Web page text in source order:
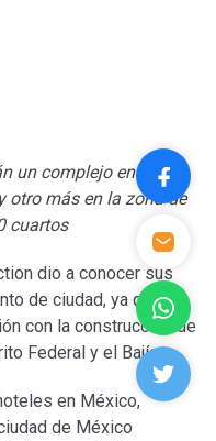
un complejo en San
otro más en la zona de
cuartos
dio a conocer sus
de ciudad, ya que
con la construcción de
Federal y el Bajío.
en México,
de México